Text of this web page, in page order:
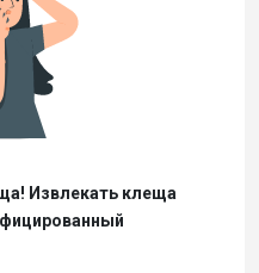
Извлекать клеща